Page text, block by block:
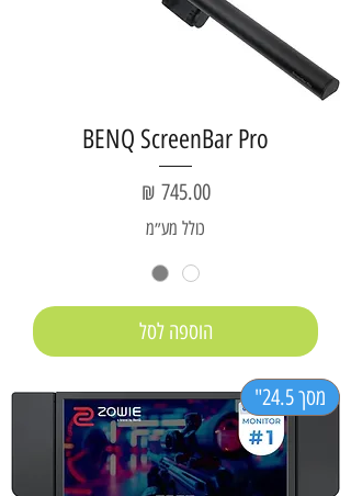
BENQ ScreenBar Pro
מחיר‏745.00 ‏₪
כולל מע״מ
הוספה לסל
מסך 24.5"